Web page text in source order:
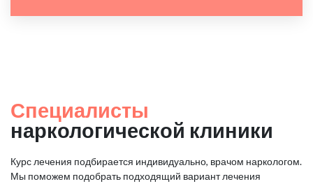
Специалисты
наркологической клиники
Курс лечения подбирается индивидуально, врачом наркологом.
Мы поможем подобрать подходящий вариант лечения